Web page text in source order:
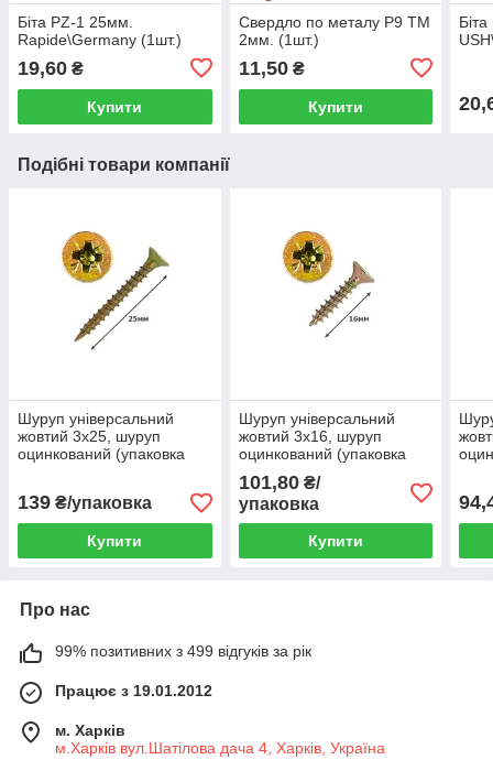
Біта PZ-1 25мм.
Rapide\Germany (1шт.)
19,60 ₴
Купити
Свердло по металу Р9 ТМ
2мм. (1шт.)
11,50₴
Купити
Подібні товари компанії
Шуруп універсальний
жовтий 3х25, шуруп
оцинкований (упаковка
139 ₴/упаковка
Купити
Шуруп універсальний
жовтий 3х16, шуруп
оцинкований (упаковка
1000шт.)
101,80₴/
упаковка
Купити
Про нас
99% позитивних з 499 відгуків за рік
Працює з 19.01.2012
м. Харків
м.Харків вул.Шатілова дача 4, Харків, Україна